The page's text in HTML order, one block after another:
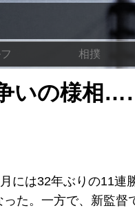
相撲
争いの様
には32年ぶりの11連
た。一方で、新監督